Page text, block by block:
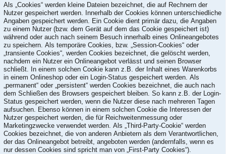
Als „Cookies“ werden kleine Dateien bezeichnet, die auf Rechnern der
Nutzer gespeichert werden. Innerhalb der Cookies können unterschiedliche
Angaben gespeichert werden. Ein Cookie dient primär dazu, die Angaben
zu einem Nutzer (bzw. dem Gerät auf dem das Cookie gespeichert ist)
während oder auch nach seinem Besuch innerhalb eines Onlineangebotes
zu speichern. Als temporäre Cookies, bzw. „Session-Cookies“ oder
„transiente Cookies“, werden Cookies bezeichnet, die gelöscht werden,
nachdem ein Nutzer ein Onlineangebot verlässt und seinen Browser
schließt. In einem solchen Cookie kann z.B. der Inhalt eines Warenkorbs
in einem Onlineshop oder ein Login-Status gespeichert werden. Als
„permanent“ oder „persistent“ werden Cookies bezeichnet, die auch nach
dem Schließen des Browsers gespeichert bleiben. So kann z.B. der Login-
Status gespeichert werden, wenn die Nutzer diese nach mehreren Tagen
aufsuchen. Ebenso können in einem solchen Cookie die Interessen der
Nutzer gespeichert werden, die für Reichweitenmessung oder
Marketingzwecke verwendet werden. Als „Third-Party-Cookie“ werden
Cookies bezeichnet, die von anderen Anbietern als dem Verantwortlichen,
der das Onlineangebot betreibt, angeboten werden (andernfalls, wenn es
nur dessen Cookies sind spricht man von „First-Party Cookies“).